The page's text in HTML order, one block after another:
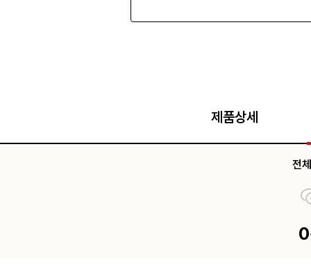
제품상세
전